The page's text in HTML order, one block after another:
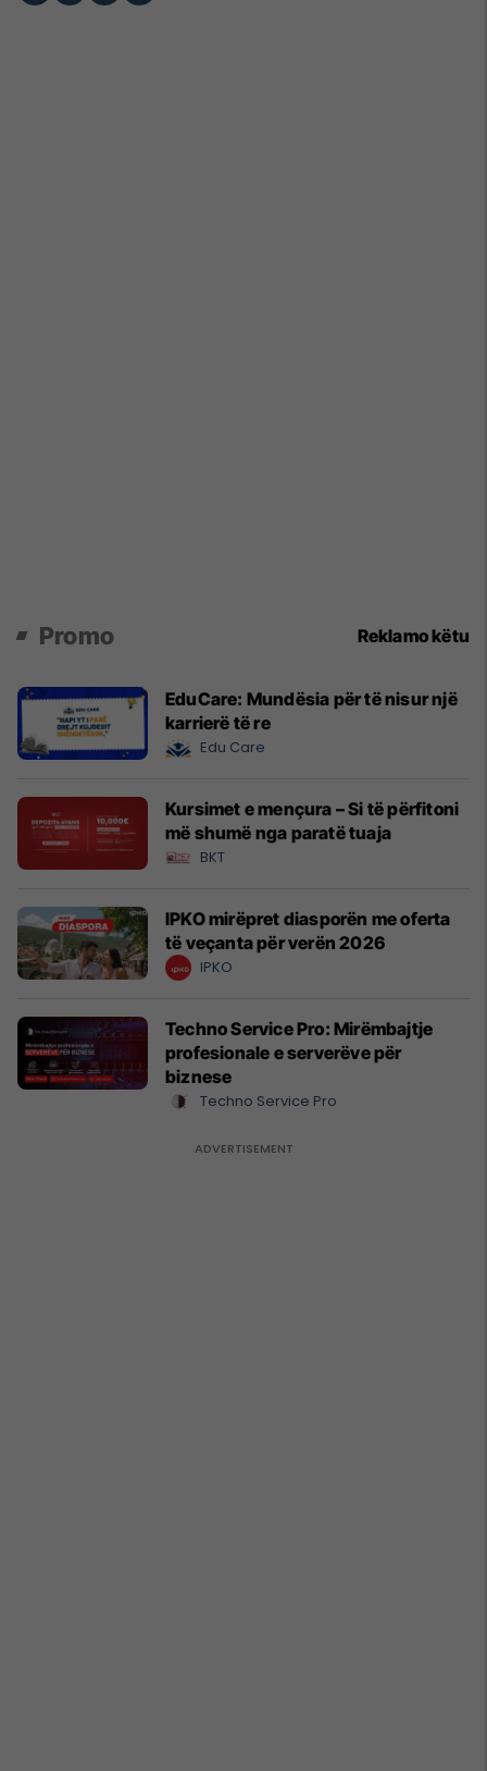
Promo Reklamo këtu
EduCare: Mundësia për të nisur një
karrierë të re
Edu Care
Kursimet e mençura – Si të përfitoni
më shumë nga paratë tuaja
BKT
IPKO mirëpret diasporën me oferta
të veçanta për verën 2026
IPKO
Techno Service Pro: Mirëmbajtje
profesionale e serverëve për
biznese
Techno Service Pro